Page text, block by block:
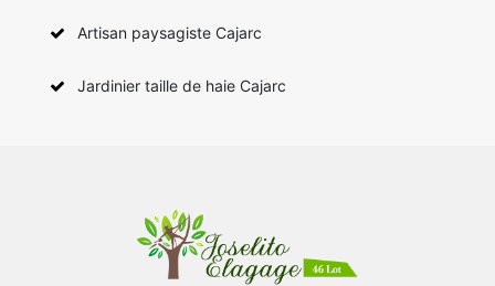
Artisan paysagiste Cajarc
Jardinier taille de haie Cajarc